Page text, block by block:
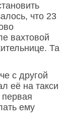
что 23
вахтовой
Та
с другой
её на такси
ему